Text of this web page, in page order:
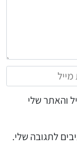
והאתר שלי
לתגובה שלי.